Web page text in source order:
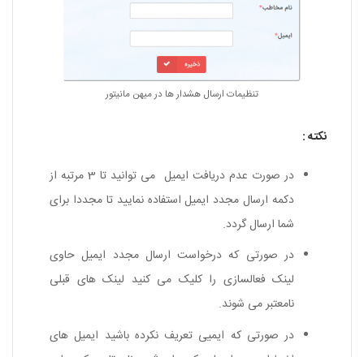
تنظیمات ارسال هشدار ها درمیهن مانیتور
نکته :
در صورت عدم دریافت ایمیل می توانید تا 3 مرتبه از
دکمه ارسال مجدد ایمیل استفاده نمایید تا مجددا برای
شما ارسال گردد.
در صورتی که درخواست ارسال مجدد ایمیل حاوی
لینک فعالسازی را کلیک می کنید لینک های قبلی
نامعتبر می شوند.
در صورتی که ایمیی تعریف نکرده باشید ایمیل های